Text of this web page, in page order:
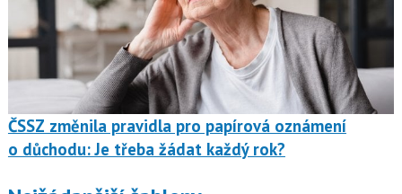
ČSSZ změnila pravidla pro papírová oznámení
o důchodu: Je třeba žádat každý rok?